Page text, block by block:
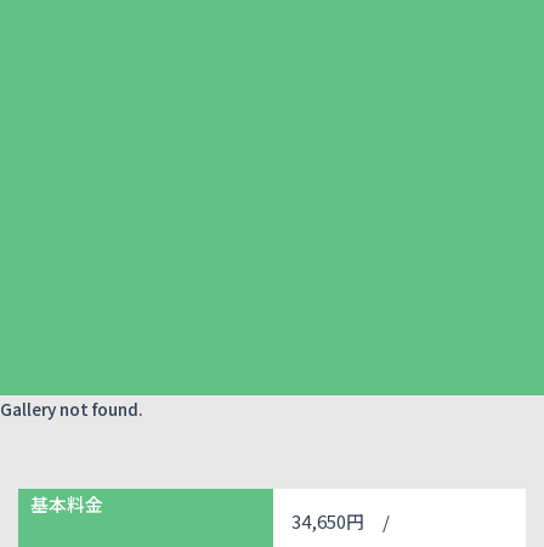
Gallery not found.
基本料金
34,650円 /